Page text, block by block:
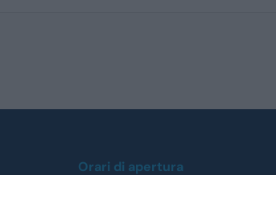
Orari di apertura